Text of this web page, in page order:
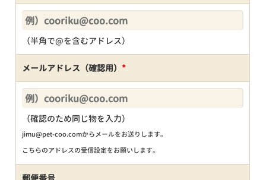
（半角で@を含むアドレス）
メールアドレス（確認用） *
（確認のため同じ物を入力）
jimu@pet-coo.comからメールをお送りします。
こちらのアドレスの受信設定をお願いします。